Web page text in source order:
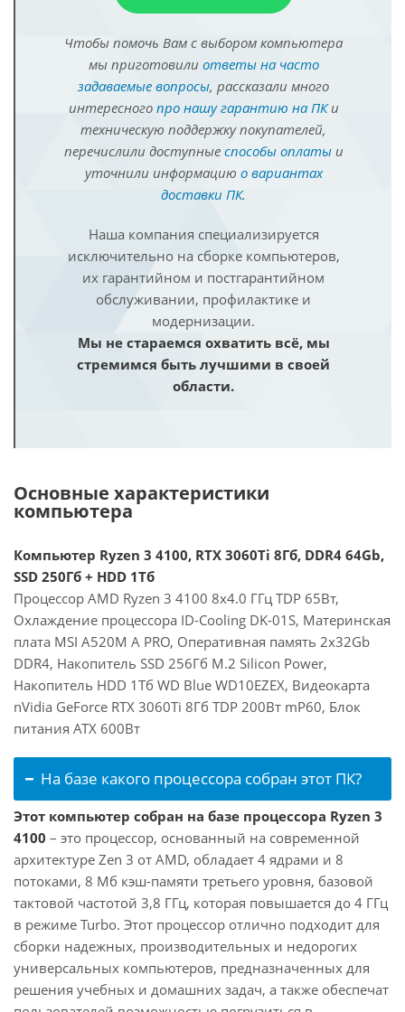
Чтобы помочь Вам с выбором компьютера
мы приготовили ответы на часто
задаваемые вопросы, рассказали много
интересного про нашу гарантию на ПКи
техническую поддержку покупателей,
перечислили доступные способы оплатыи
уточнили информацию о вариантах
доставки ПК.
Наша компания специализируется
исключительно на сборке компьютеров,
их гарантийном и постгарантийном
обслуживании, профилактике и
модернизации.
Мы не стараемся охватить всё, мы
стремимся быть лучшими в своей
области.
Основные характеристики
компьютера
Компьютер Ryzen 3 4100, RTX 3060Ti 8Гб, DDR4 64Gb,
SSD 250Гб + HDD 1Тб
Процессор AMD Ryzen 3 4100 8x4.0 ГГц TDP 65Вт,
Охлаждение процессора ID-Cooling DK-01S, Материнская
плата MSI A520M A PRO, Оперативная память 2x32Gb
DDR4, Накопитель SSD 256Гб M.2 Silicon Power,
Накопитель HDD 1Тб WD Blue WD10EZEX, Видеокарта
nVidia GeForce RTX 3060Ti 8Гб TDP 200Вт mP60, Блок
питания ATX 600Вт
На базе какого процессора собран этот ПК?
Этот компьютер собран на базе процессора Ryzen 3
4100 – это процессор, основанный на современной
архитектуре Zen 3 от AMD, обладает 4 ядрами и 8
потоками, 8 Мб кэш-памяти третьего уровня, базовой
тактовой частотой 3,8 ГГц, которая повышается до 4 ГГц
в режиме Turbo. Этот процессор отлично подходит для
сборки надежных, производительных и недорогих
универсальных компьютеров, предназначенных для
решения учебных и домашних задач, а также обеспечат